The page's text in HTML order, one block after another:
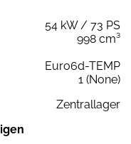
54 kW / 73 PS
998 cm³
Euro6d-TEMP
1 (None)
Zentrallager